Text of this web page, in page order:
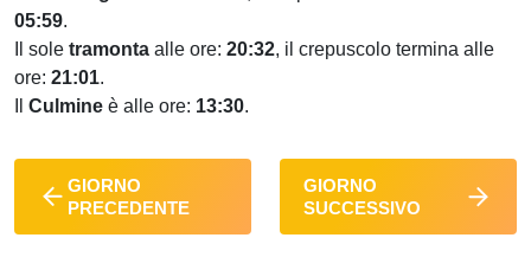
05:59.
Il sole tramonta alle ore: 20:32, il crepuscolo termina alle
ore: 21:01.
Culmine è alle ore: 13:30.
GIORNO
PRECEDENTE
GIORNO
SUCCESSIVO